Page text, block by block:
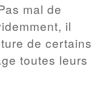
mal de
il
de certains
toutes leurs